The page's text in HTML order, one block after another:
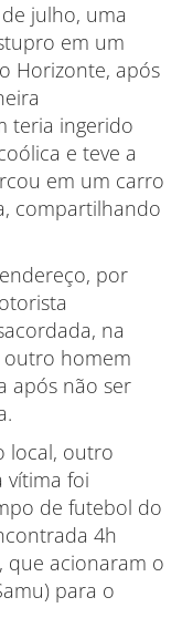
julho, uma
em um
Horizonte, após
teria ingerido
e teve a
em um carro
compartilhando
por
na
homem
após não ser
local, outro
vítima foi
de futebol do
4h
que acionaram o
para o